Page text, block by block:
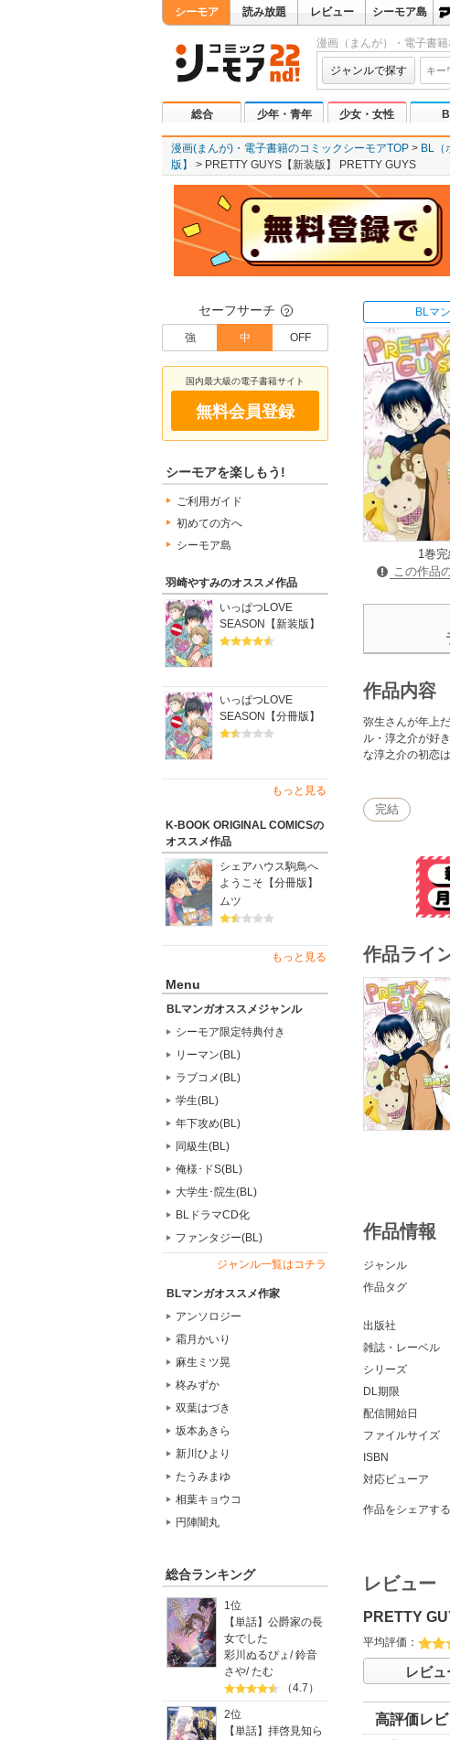
シーモア 読み放題 レビュー シーモア島
漫画（まんが）・電子書
ジャンルで探す
総合 少年・青年 少女・女性
漫画(まんが)・電子書籍のコミックシーモアTOP BL（
版】
PRETTY GUYS【新装版】 PRETTY GUYS
セーフサーチ ？
強 中 OFF
国内最大級の電子書籍サイト
無料会員登録
シーモアを楽しもう!
ご利用ガイド
初めての方へ
シーモア島
羽崎やすみのオススメ作品
いっぱつLOVE
SEASON【新装版】
いっぱつLOVE
SEASON【分冊版】
もっと見る
K-BOOK ORIGINAL COMICSの
オススメ作品
シェアハウス駒鳥へ
ようこそ【分冊版】
ムツ
もっと見る
Menu
BLマンガオススメジャンル
シーモア限定特典付き
リーマン(BL)
ラブコメ(BL)
学生(BL)
年下攻め(BL)
同級生(BL)
俺様･ドS(BL)
大学生･院生(BL)
BLドラマCD化
ファンタジー(BL)
ジャンル一覧はコチラ
BLマンガオススメ作家
アンソロジー
霜月かいり
麻生ミツ晃
柊みずか
双葉はづき
坂本あきら
新川ひより
たうみまゆ
相葉キョウコ
円陣闇丸
総合ランキング
1位
【単話】公爵家の長
女でした
彩川ぬるぴょ /鈴音
さや/たむ
（4.7）
2位
【単話】拝啓見知ら
BLマ
1巻
この作品
作品内容
弥生さんが年上
ル・淳之介が好
な淳之介の初恋
完結
作品ライ
作品情報
ジャンル
作品タグ
出版社
雑誌・レーベル
シリーズ
DL期限
配信開始日
ファイルサイズ
ISBN
対応ビューア
作品をシェアする
レビュー
PRETTY
平均評価：
レビュ
高評価レ